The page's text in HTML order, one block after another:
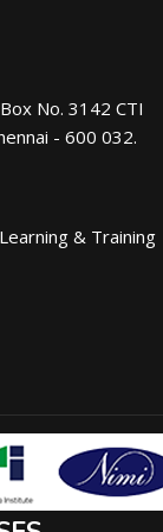
No. 3142 CTI
- 600 032.
& Training